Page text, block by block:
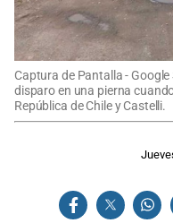
Captura de Pantalla -
disparo en una pierna
República de Chile y Castelli.